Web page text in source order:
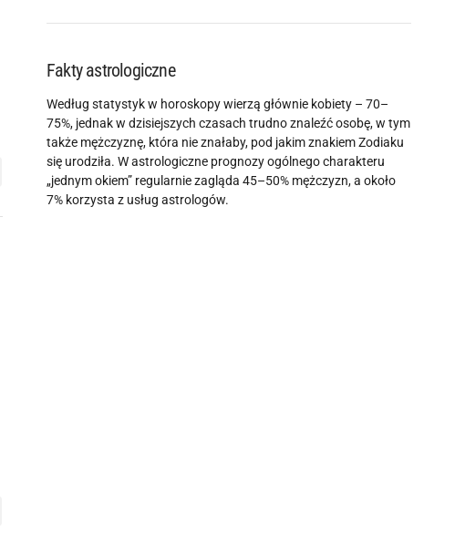
Fakty astrologiczne
Według statystyk w horoskopy wierzą głównie kobiety – 70–
75%, jednak w dzisiejszych czasach trudno znaleźć osobę, w tym
także mężczyznę, która nie znałaby, pod jakim znakiem Zodiaku
się urodziła. W astrologiczne prognozy ogólnego charakteru
„jednym okiem” regularnie zagląda 45–50% mężczyzn, a około
7% korzysta z usług astrologów.